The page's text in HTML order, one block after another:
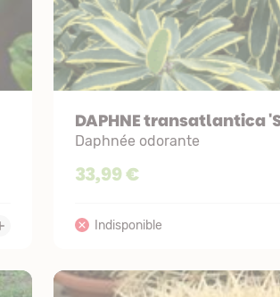
DAPHNE transatlantica
Daphnée odorante
33,99 €